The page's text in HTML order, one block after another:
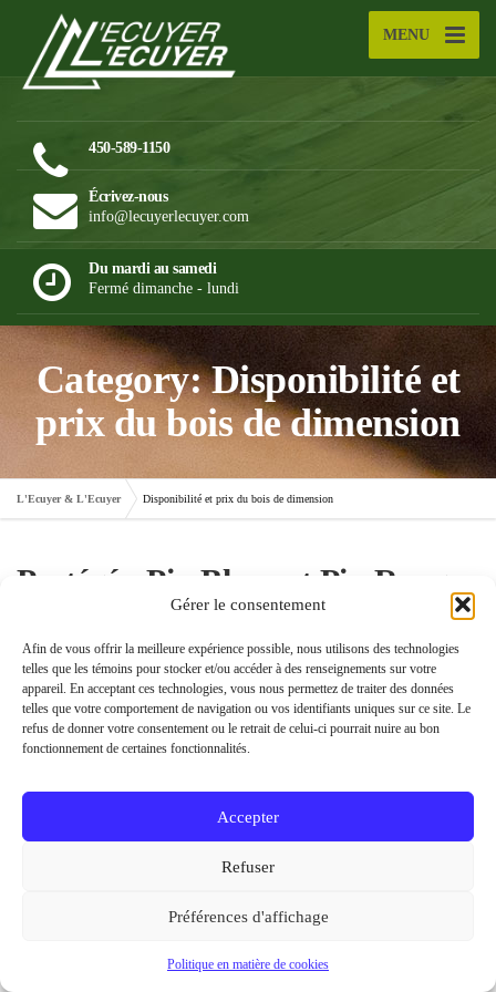
Gérer le consentement
Afin de vous offrir la meilleure expérience possible, nous utilisons des technologies
telles que les témoins pour stocker et/ou accéder à des renseignements sur votre
appareil. En acceptant ces technologies, vous nous permettez de traiter des données
telles que votre comportement de navigation ou vos identifiants uniques sur ce site. Le
refus de donner votre consentement ou le retrait de celui-ci pourrait nuire au bon
fonctionnement de certaines fonctionnalités.
Accepter
Refuser
Préférences d'affichage
Politique en matière de cookies
MENU
450-589-1150
Écrivez-nous
info@lecuyerlecuyer.com
Du mardi au samedi
Fermé dimanche - lundi
Category: Disponibilité et
prix du bois de dimension
L'Ecuyer & L'Ecuyer Disponibilité et prix du bois de dimension
Protégé : Pin Blanc et Pin Rouge
Ce contenu est protégé par un mot de passe. Pour le voir, veuillez
saisir le mot de passe ci-dessous.
Mot de passe :
Web + Marketing | emsolutions.ca
Politique en matière de cookies (CA)